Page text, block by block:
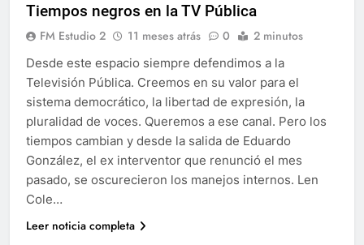
Tiempos negros en la TV Pública
FM Estudio 2 11 meses atrás 0 2 minutos
Desde este espacio siempre defendimos a la
Televisión Pública. Creemos en su valor para el
sistema democrático, la libertad de expresión, la
pluralidad de voces. Queremos a ese canal. Pero los
tiempos cambian y desde la salida de Eduardo
González, el ex interventor que renunció el mes
pasado, se oscurecieron los manejos internos. Len
Cole…
Leer noticia completa